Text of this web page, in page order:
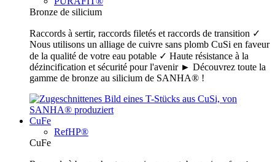
Bronze de silicium
Raccords à sertir, raccords filetés et raccords de transition ✓
Nous utilisons un alliage de cuivre sans plomb CuSi en faveur
de la qualité de votre eau potable ✓ Haute résistance à la
dézincification et sécurité pour l'avenir ► Découvrez toute la
gamme de bronze au silicium de SANHA® !
CuFe
RefHP®
CuFe